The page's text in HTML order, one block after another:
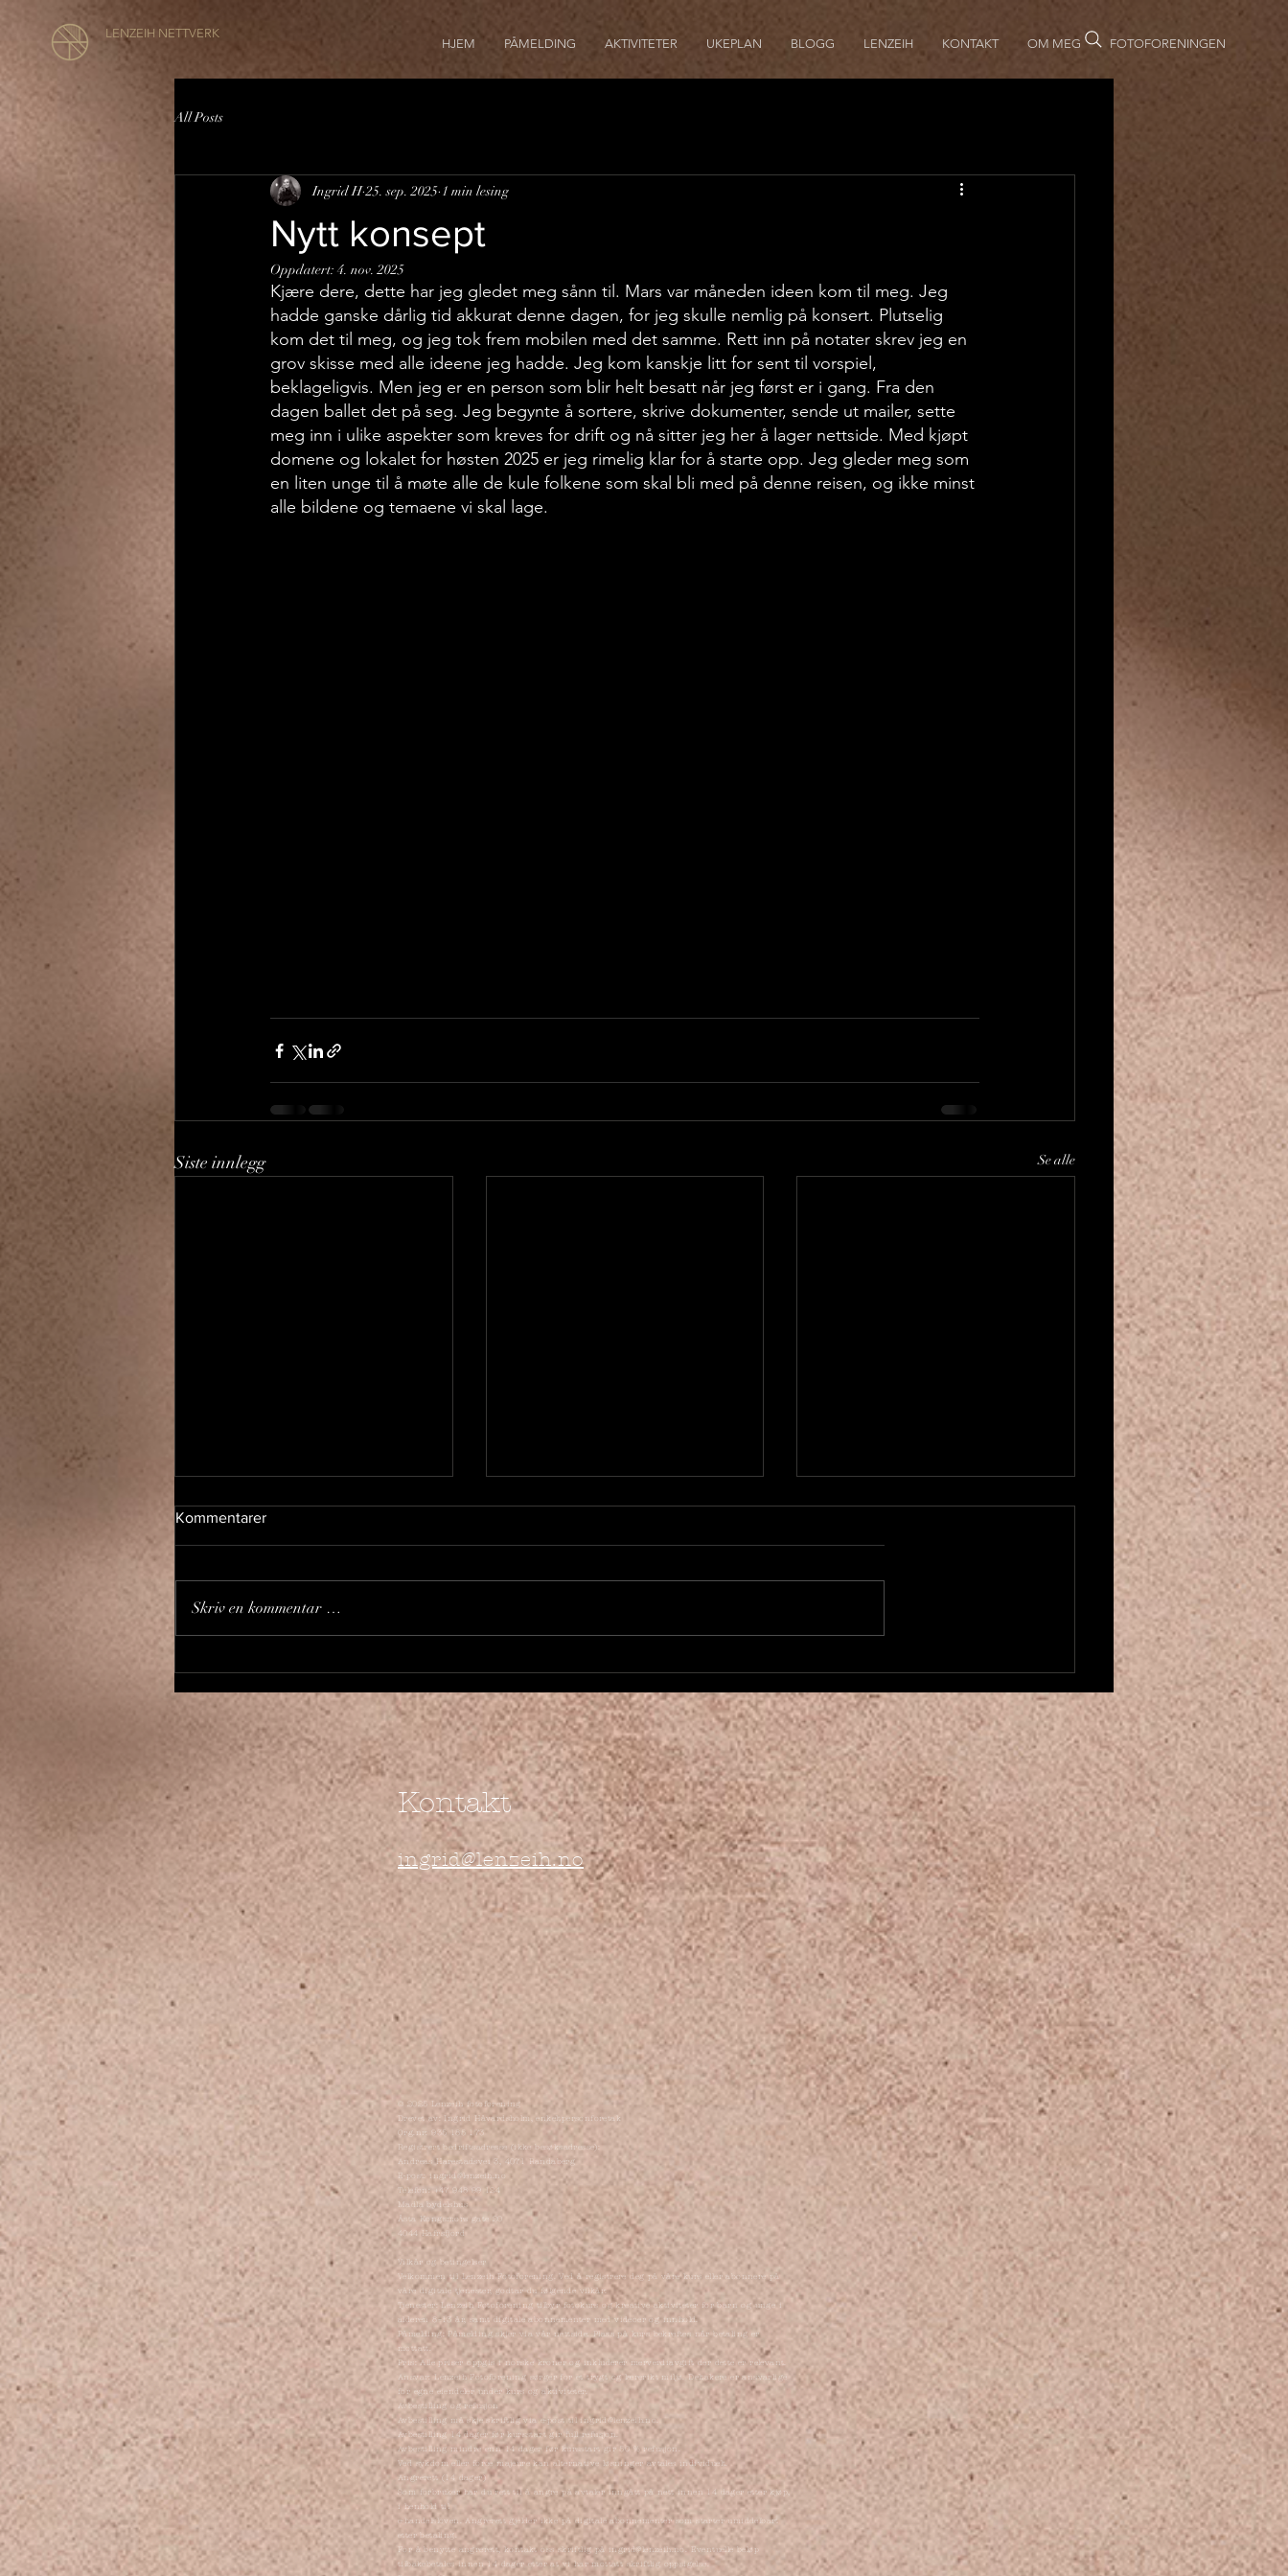
LENZEIH NETTVERK
HJEM PÅMELDING AKTIVITETER UKEPLAN BLOGG LENZEIH KONTAKT OM MEG FOTOFORENINGEN
All Posts
Nytt konsept
Ingrid H 25. sep. 2025 1 min lesing
Oppdatert:4. nov. 2025
Kjære dere, dette har jeg gledet meg sånn til. Mars var måneden ideen kom til meg. Jeg
hadde ganske dårlig tid akkurat denne dagen, for jeg skulle nemlig på konsert. Plutselig
kom det til meg, og jeg tok frem mobilen med det samme. Rett inn på notater skrev jeg en
grov skisse med alle ideene jeg hadde. Jeg kom kanskje litt for sent til vorspiel,
beklageligvis. Men jeg er en person som blir helt besatt når jeg først er i gang. Fra den
dagen ballet det på seg. Jeg begynte å sortere, skrive dokumenter, sende ut mailer, sette
meg inn i ulike aspekter som kreves for drift og nå sitter jeg her å lager nettside. Med kjøpt
domene og lokalet for høsten 2025 er jeg rimelig klar for å starte opp. Jeg gleder meg som
en liten unge til å møte alle de kule folkene som skal bli med på denne reisen, og ikke minst
alle bildene og temaene vi skal lage.
Siste innlegg Se alle
Kommentarer
Skriv en kommentar …
Kontakt
ingrid@lenzeih.no
© 2025 Lenzeih fotoforening
Drevet av: Ingrid Håvardsholm, enkeltpersonforetak
Org.nr: 935 185 173
Registrert bedriftsadresse (ikke besøksadresse):
Andreas Harestadsvei 3, 4071 Randaberg
E-post:
ingrid@lenzeih.no
Telefon: +47 948 99 124
Madla bydelshus
Åsta Kongsmors gate 20
4044 Hafrsfjord
Vilkår og betingelser
Velkommen til Lenzeih Fotoforening. Ved å registrere deg på våre kurs eller abonnere på
våre digitale tjenester, godtar du følgende vilkår:
Tjenester: Lenzeih Fotoforening tilbyr fotokurs og kreative aktiviteter for barn og unge i
alderen 8–13 år, samt digitale abonnementer med videoer og innhold.
Påmelding: Påmelding skjer via vår nettside. Plass på kurs bekreftes når betaling er
mottatt.
Pris: Alle priser oppgis i norske kroner og inkluderer merverdiavgift der dette er relevant.
Ansvar: Lenzeih Fotoforening sørger for et trygt og lærerikt miljø. Deltakere er ansvarlige
for egne eiendeler under kurs og aktiviteter.
Avbestilling og refusjon
Avbestilling må skje skriftlig via e-post til
ingrid@lenzeih.no
Avbestilling 14 dager før kursstart gir full refusjon.
Avbestilling mindre enn 14 dager før kursstart gir 50 % refusjon.
Ved sykdom eller force majeure kan alternative løsninger avtales individuelt.
Angrerett (14 dager)
Som forbruker har du rett til å angre på avtaler inngått på nett innen 14 dager etter kjøp,
i henhold til
e-handelsloven. Angrerett gjelder ikke på digitale abonnementer som starter umiddelbart
etter betaling.
For å benytte angrerett, kontakt oss skriftlig på
ingrid@lenzeih.no . Eventuelle beløp
tilbakebetales innen 14 dager etter at vi har mottatt skriftlig oppsigelse.